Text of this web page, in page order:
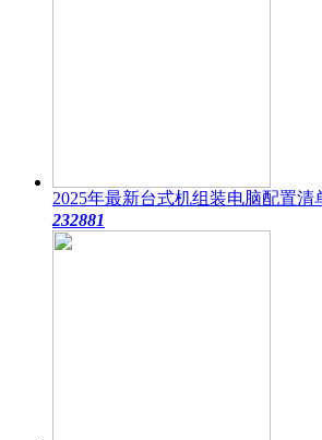
2025年最新台式机组装电脑配置清
232881